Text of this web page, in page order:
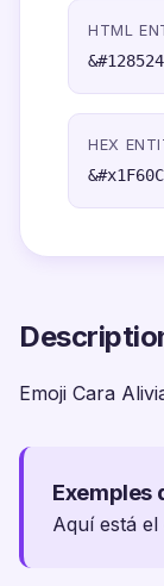
HTML
HEX
Emoji Cara
Exemples
Aquí está